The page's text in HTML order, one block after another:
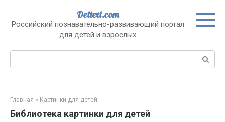
контенту
Dettext.com
Российский познавательно-развивающий портал
для детей и взрослых
Поиск:
Главная » Картинки для детей
Библиотека картинки для детей